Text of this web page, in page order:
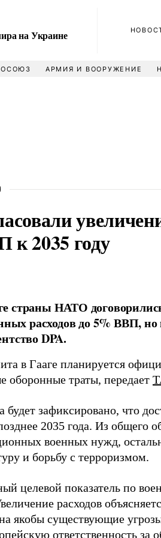
на Украине
АРМИЯ И ВООРУЖЕНИЕ
к 2035 году
страны НАТО
расходов до 5% ВВП,
DPA.
в Гааге планируется
оборонные траты, передает
будет зафиксировано, что
2035 года. Из общего
военных нужд,
и борьбу с терроризмом.
целевой показатель по
расходов
якобы существующие
ответственность за